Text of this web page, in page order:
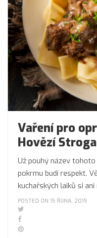
Vaření pro
Hovězí
Už pouhý název
pokrmu budí respekt.
kuchařských laiků si
POSTED ON 15 ŘÍJNA, 2019